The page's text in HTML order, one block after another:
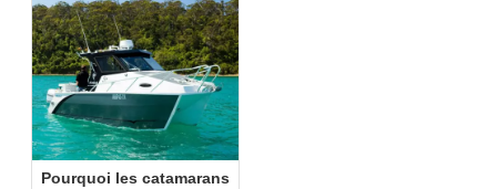
Pourquoi les catamarans